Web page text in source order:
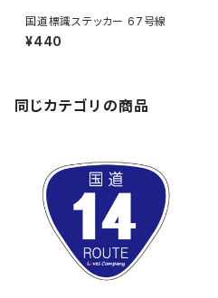
国道標識ステッカー 67号線
¥440
同じカテゴリの商品